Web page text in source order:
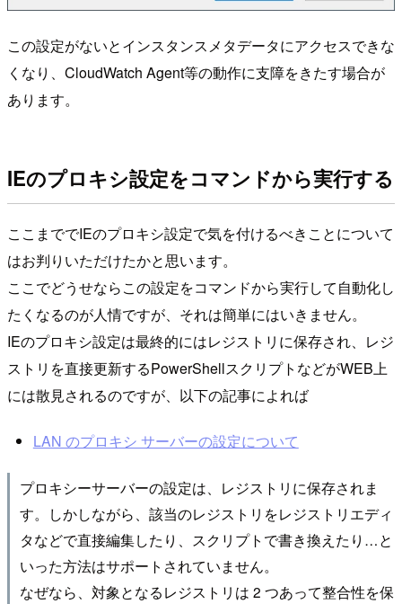
この設定がないとインスタンスメタデータにアクセスできな
くなり、CloudWatch Agent等の動作に支障をきたす場合が
あります。
IEのプロキシ設定をコマンドから実行する
ここまででIEのプロキシ設定で気を付けるべきことについて
はお判りいただけたかと思います。
ここでどうせならこの設定をコマンドから実行して自動化し
たくなるのが人情ですが、それは簡単にはいきません。
IEのプロキシ設定は最終的にはレジストリに保存され、レジ
ストリを直接更新するPowerShellスクリプトなどがWEB上
には散見されるのですが、以下の記事によれば
LAN のプロキシ サーバーの設定について
プロキシーサーバーの設定は、レジストリに保存されま
す。しかしながら、該当のレジストリをレジストリエディ
タなどで直接編集したり、スクリプトで書き換えたり…と
いった方法はサポートされていません。
なぜなら、対象となるレジストリは 2 つあって整合性を保